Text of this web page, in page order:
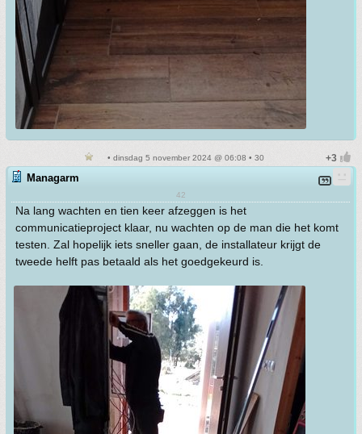
• dinsdag 5 november 2024 @ 06:08 • 30
Managarm
42
Na lang wachten en tien keer afzeggen is het
communicatieproject klaar, nu wachten op de man die het komt
testen. Zal hopelijk iets sneller gaan, de installateur krijgt de
tweede helft pas betaald als het goedgekeurd is.